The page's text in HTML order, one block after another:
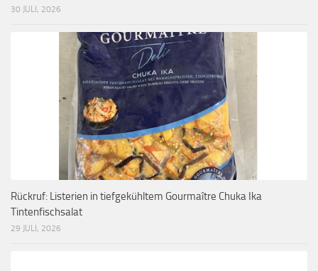
30 JULI, 2026
Rückruf: Listerien in tiefgekühltem Gourmaître Chuka Ika
Tintenfischsalat
29 JULI, 2026